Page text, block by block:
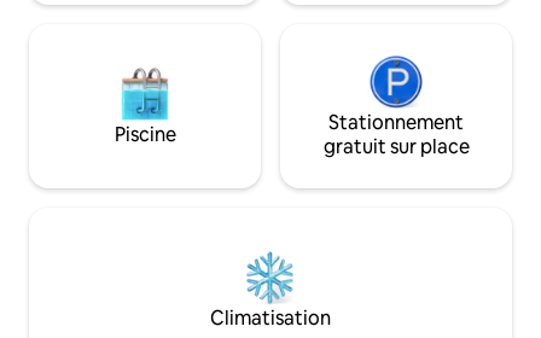
Piscine
Stationnement
gratuit sur place
Climatisation